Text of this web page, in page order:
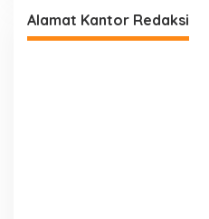
Alamat Kantor Redaksi